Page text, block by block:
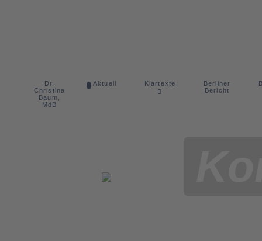
Dr.
Christina
Baum,
MdB
Aktuell Klartexte
Berliner
Bericht